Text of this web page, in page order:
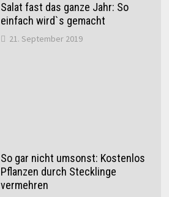
Salat fast das ganze Jahr: So
einfach wird`s gemacht
21. September 2019
So gar nicht umsonst: Kostenlos
Pflanzen durch Stecklinge
vermehren